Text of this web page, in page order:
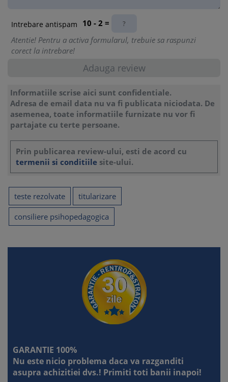
Intrebare antispam
10 - 2 =
Atentie! Pentru a activa formularul, trebuie sa raspunzi
corect la intrebare!
Informatiile scrise aici sunt confidentiale.
Adresa de email data nu va fi publicata niciodata. De
asemenea, toate informatiile furnizate nu vor fi
partajate cu terte persoane.
Prin publicarea review-ului, esti de acord cu
termenii si conditiile site-ului.
teste rezolvate
titularizare
consiliere psihopedagogica
GARANTIE 100%
Nu este nicio problema daca va razganditi
asupra achizitiei dvs.! Primiti toti banii inapoi!